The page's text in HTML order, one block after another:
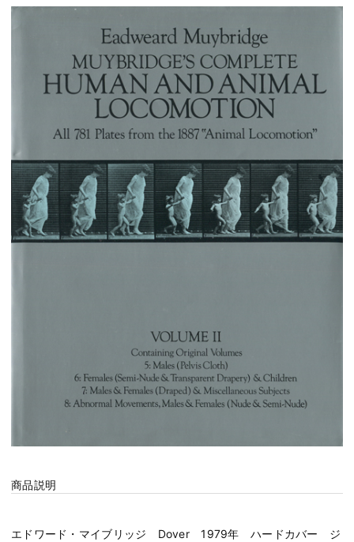
商品説明
エドワード・マイブリッジ Dover 1979年 ハードカバー ジ